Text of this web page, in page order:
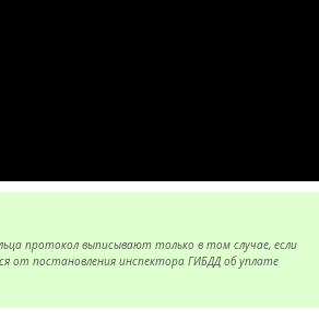
протокол выписывают только в том случае, если
от постановления инспектора ГИБДД об уплате